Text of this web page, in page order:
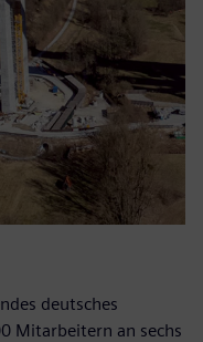
deutsches
Mitarbeitern an sechs